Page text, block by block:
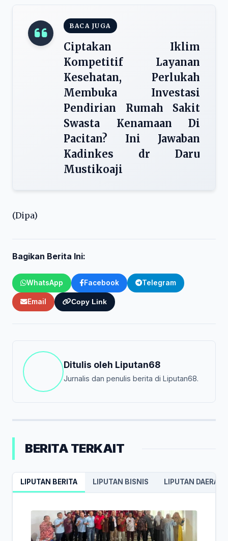
BACA JUGA
Ciptakan Iklim
Kompetitif Layanan
Kesehatan, Perlukah
Membuka Investasi
Pendirian Rumah Sakit
Swasta Kenamaan Di
Pacitan? Ini Jawaban
Kadinkes dr Daru
Mustikoaji
(Dipa)
Bagikan Berita Ini:
WhatsApp Facebook Telegram
Email Copy Link
Ditulis oleh Liputan68
Jurnalis dan penulis berita di Liputan68.
BERITA TERKAIT
LIPUTAN BERITA LIPUTAN BISNIS LIPUTAN DAERAH